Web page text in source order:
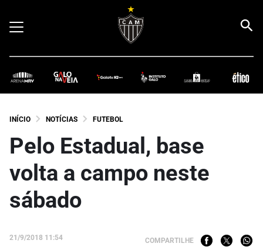
INÍCIO NOTÍCIAS FUTEBOL
Pelo Estadual, base
volta a campo neste
sábado
21/9/2018 11:54 COMPARTILHE